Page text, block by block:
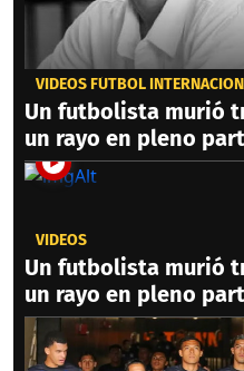
VIDEOS FÚTBOL
Un futbolista murió
un rayo en pleno
VIDEOS
Un futbolista murió
un rayo en pleno